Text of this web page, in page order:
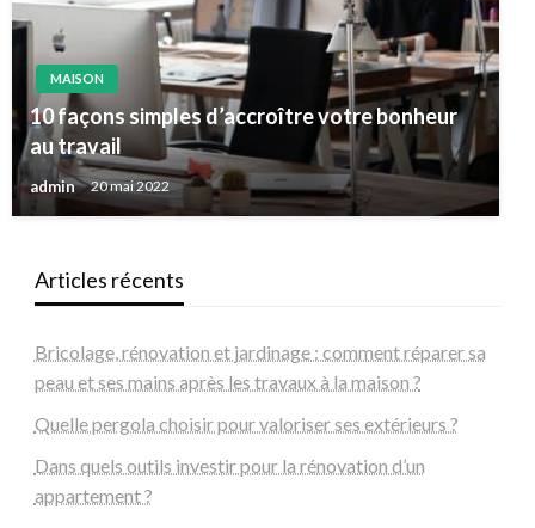
MAISON
10 façons simples d’accroître votre bonheur
au travail
admin 20 mai 2022
Articles récents
Bricolage, rénovation et jardinage : comment réparer sa
peau et ses mains après les travaux à la maison ?
Quelle pergola choisir pour valoriser ses extérieurs ?
Dans quels outils investir pour la rénovation d’un
appartement ?